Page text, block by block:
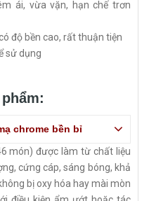
ái, vừa vặn, hạn chế trơn
độ bền cao, rất thuận tiện
sử dụng
chrome bền bỉ
món) được làm từ chất liệu
cứng cáp, sáng bóng, khả
bị oxy hóa hay mài mòn